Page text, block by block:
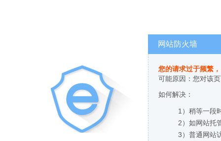
网站防火墙
您的请求过于频繁
可能原因：您对该
如何解决：
1）稍等一段
2）如网站托
3）普通网站